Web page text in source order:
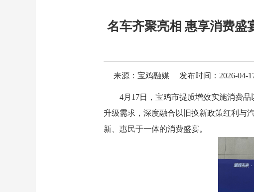
名车齐聚亮相 惠享消费
来源：宝鸡融媒 发布时间：2026-04-
4月17日，宝鸡市提质增效实施消费
升级需求，深度融合以旧换新政策红利与
新、惠民于一体的消费盛宴。